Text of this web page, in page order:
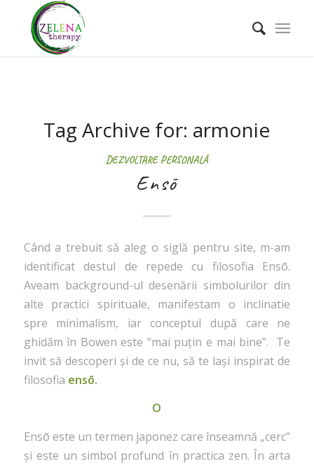
Tag Archive for: armonie
DEZVOLTARE PERSONALĂ
Ensō
Când a trebuit să aleg o siglă pentru site, m-am
identificat destul de repede cu filosofia Ensō.
Aveam background-ul desenării simbolurilor din
alte practici spirituale, manifestam o inclinatie
spre minimalism, iar conceptul după care ne
ghidăm în Bowen este “mai puțin e mai bine”. Te
invit să descoperi și de ce nu, să te lași inspirat de
filosofia ensō.
Ο
Ensō este un termen japonez care înseamnă „cerc”
și este un simbol profund în practica zen. În arta